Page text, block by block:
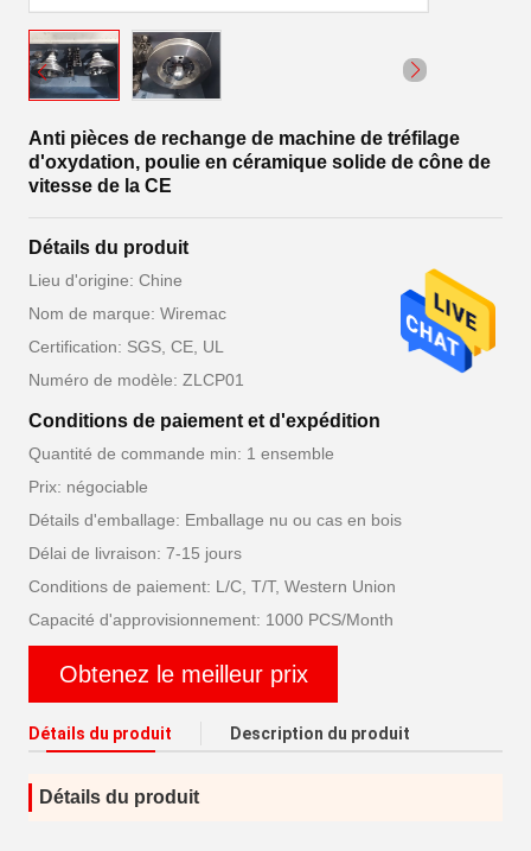
Anti pièces de rechange de machine de tréfilage
d'oxydation, poulie en céramique solide de cône de
vitesse de la CE
Détails du produit
Lieu d'origine: Chine
Nom de marque: Wiremac
Certification: SGS, CE, UL
Numéro de modèle: ZLCP01
Conditions de paiement et d'expédition
Quantité de commande min: 1 ensemble
Prix: négociable
Détails d'emballage: Emballage nu ou cas en bois
Délai de livraison: 7-15 jours
Conditions de paiement: L/C, T/T, Western Union
Capacité d'approvisionnement: 1000 PCS/Month
Obtenez le meilleur prix
Détails du produit Description du produit
Détails du produit